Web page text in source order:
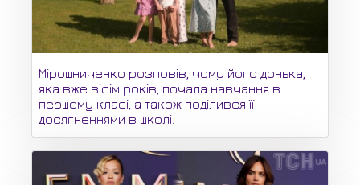
Мірошниченко розповів, чому його донька,
яка вже вісім років, почала навчання в
першому класі, а також поділився її
досягненнями в школі.